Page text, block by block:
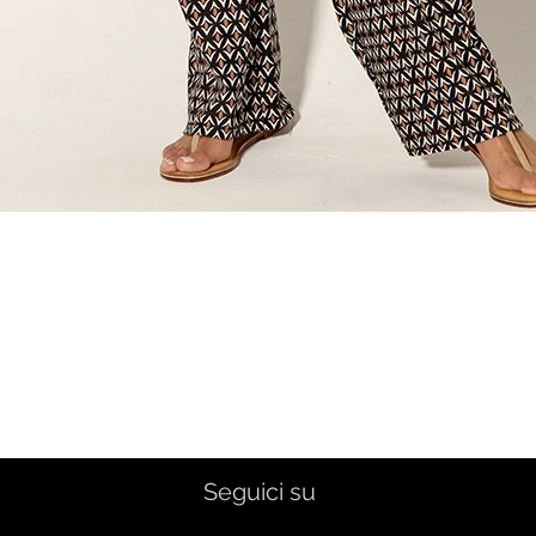
Seguici su